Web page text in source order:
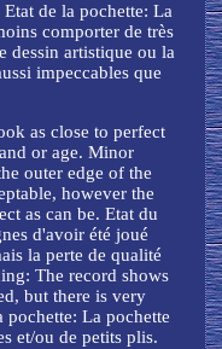
de la pochette: La
comporter de très
dessin artistique ou la
impeccables que
as close to perfect
or age. Minor
outer edge of the
however the
as can be. Etat du
d'avoir été joué
la perte de qualité
The record shows
but there is very
La pochette
et/ou de petits plis.